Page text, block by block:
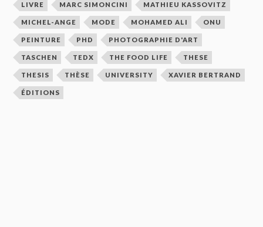
LIVRE MARC SIMONCINI MATHIEU KASSOVITZ
MICHEL-ANGE MODE MOHAMED ALI ONU
PEINTURE PHD PHOTOGRAPHIE D'ART
TASCHEN TEDX THE FOOD LIFE THESE
THESIS THÈSE UNIVERSITY XAVIER BERTRAND
ÉDITIONS